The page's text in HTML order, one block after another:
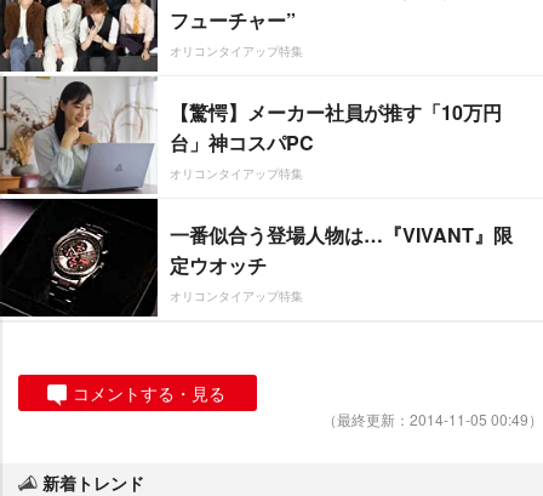
フューチャー”
オリコンタイアップ特集
【驚愕】メーカー社員が推す「10万円
台」神コスパPC
オリコンタイアップ特集
一番似合う登場人物は…『VIVANT』限
定ウオッチ
オリコンタイアップ特集
コメントする・見る
（最終更新：2014-11-05 00:49）
新着トレンド